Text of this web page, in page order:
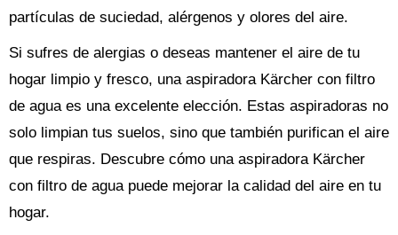
partículas de suciedad, alérgenos y olores del aire.
Si sufres de alergias o deseas mantener el aire de tu
hogar limpio y fresco, una aspiradora Kärcher con filtro
de agua es una excelente elección. Estas aspiradoras no
solo limpian tus suelos, sino que también purifican el aire
que respiras. Descubre cómo una aspiradora Kärcher
con filtro de agua puede mejorar la calidad del aire en tu
hogar.